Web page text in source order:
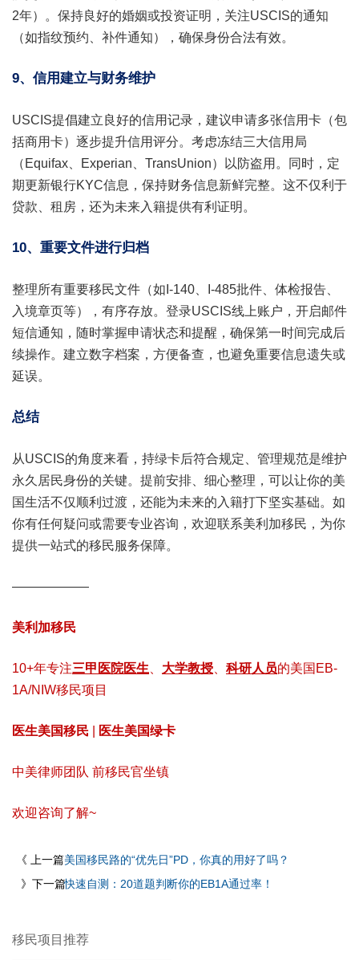
2年）。保持良好的婚姻或投资证明，关注USCIS的通知
（如指纹预约、补件通知），确保身份合法有效。
9、信用建立与财务维护
USCIS提倡建立良好的信用记录，建议申请多张信用卡（包
括商用卡）逐步提升信用评分。考虑冻结三大信用局
（Equifax、Experian、TransUnion）以防盗用。同时，定
期更新银行KYC信息，保持财务信息新鲜完整。这不仅利于
贷款、租房，还为未来入籍提供有利证明。
10、重要文件进行归档
整理所有重要移民文件（如I-140、I-485批件、体检报告、
入境章页等），有序存放。登录USCIS线上账户，开启邮件
短信通知，随时掌握申请状态和提醒，确保第一时间完成后
续操作。建立数字档案，方便备查，也避免重要信息遗失或
延误。
总结
从USCIS的角度来看，持绿卡后符合规定、管理规范是维护
永久居民身份的关键。提前安排、细心整理，可以让你的美
国生活不仅顺利过渡，还能为未来的入籍打下坚实基础。如
你有任何疑问或需要专业咨询，欢迎联系美利加移民 ，为你
提供一站式的移民服务保障。
——————
美利加移民
10+年专注三甲医院医生 大学教授 科研人员的美国EB-
1A/NIW移民项目
医生美国移民 医生美国绿卡
中美律师团队 前移民官坐镇
欢迎咨询了解~
《 上一篇美国移民路的“优先日”PD，你真的用好了吗？
》下一篇快速自测：20道题判断你的EB1A通过率！
移民项目推荐